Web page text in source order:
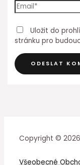
Uložit do
stránku pro
Copyright ©
Všeobecné